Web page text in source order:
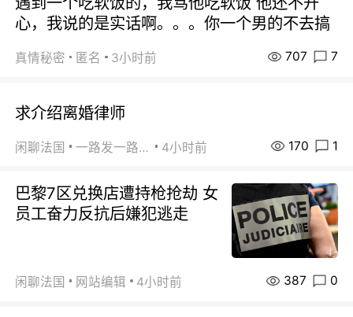
心，我说的是实话啊。。。你一个男的不去搞
真情秘密 匿名 3小时前 707 7
求介绍离婚律师
闲聊法国 一路发一路发 4小时前 170 1
巴黎7区兑换店遭持枪抢劫 女
员工奋力反抗后嫌犯逃走
闲聊法国 网站编辑 4小时前 387 0